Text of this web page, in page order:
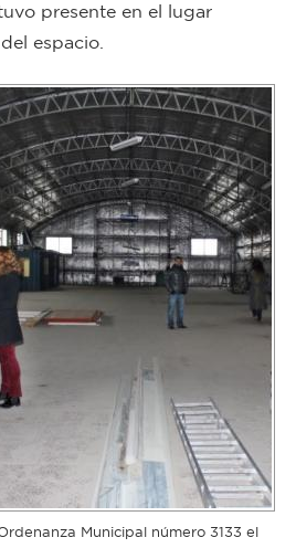
presente en el lugar
espacio.
Municipal número 3133 el